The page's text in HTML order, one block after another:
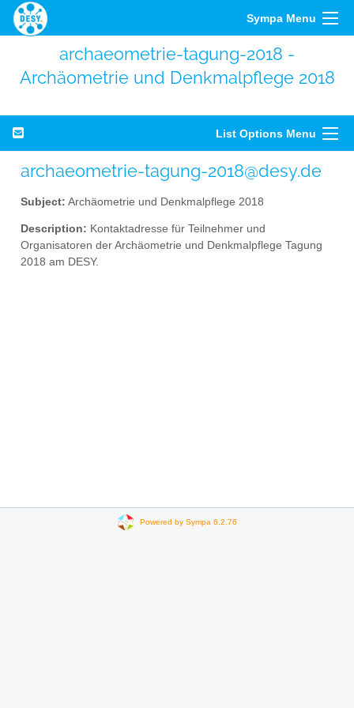
Sympa Menu
archaeometrie-tagung-2018 -
Archäometrie und Denkmalpflege 2018
List Options Menu
archaeometrie-tagung-2018@desy.de
Subject: Archäometrie und Denkmalpflege 2018
Description: Kontaktadresse für Teilnehmer und
Organisatoren der Archäometrie und Denkmalpflege Tagung
2018 am DESY.
Powered by Sympa 6.2.76